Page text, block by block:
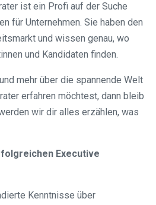
ist ein Profi auf der Suche
für Unternehmen. Sie haben den
und wissen genau, wo
und Kandidaten finden.
mehr über die spannende Welt
erfahren möchtest, dann bleib
wir dir alles erzählen, was
Executive
Kenntnisse über